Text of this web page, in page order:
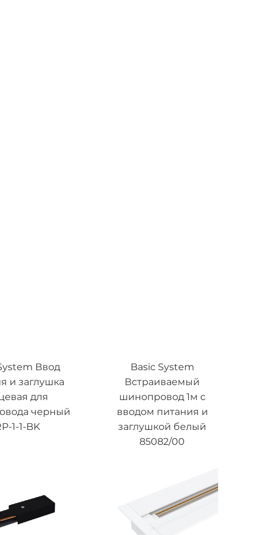
Ввод
и заглушка
для
черный
1-1-BK
Basic System
Встраиваемый
шинопровод 1м с
вводом питания и
заглушкой белый
85082/00